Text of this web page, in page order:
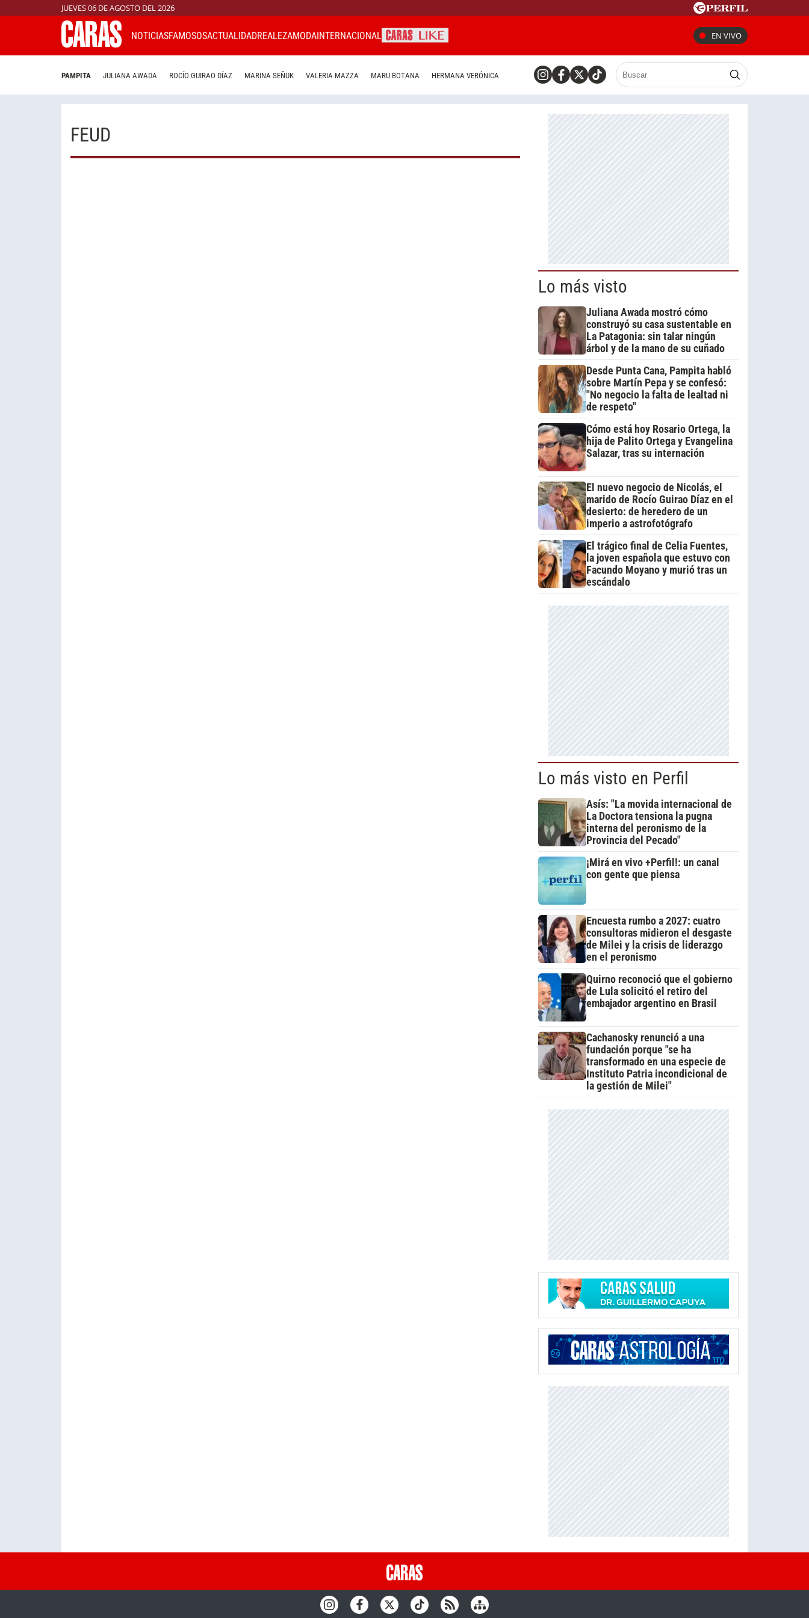
JUEVES 06 DE AGOSTO DEL 2026
NOTICIASFAMOSOSACTUALIDADREALEZAMODAINTERNACIONAL EN VIVO
PAMPITA JULIANA AWADA ROCÍO GUIRAO DÍAZ MARINA SEÑUK VALERIA MAZZA MARU BOTANA HERMANA VERÓNICA
FEUD
Lo más visto
Juliana Awada mostró cómo
construyó su casa sustentable en
La Patagonia: sin talar ningún
árbol y de la mano de su cuñado
Desde Punta Cana, Pampita habló
sobre Martín Pepa y se confesó:
"No negocio la falta de lealtad ni
de respeto"
Cómo está hoy Rosario Ortega, la
hija de Palito Ortega y Evangelina
Salazar, tras su internación
El nuevo negocio de Nicolás, el
marido de Rocío Guirao Díaz en el
desierto: de heredero de un
imperio a astrofotógrafo
El trágico final de Celia Fuentes,
la joven española que estuvo con
Facundo Moyano y murió tras un
escándalo
Lo más visto en Perfil
Asís: "La movida internacional de
La Doctora tensiona la pugna
interna del peronismo de la
Provincia del Pecado"
¡Mirá en vivo +Perfil!: un canal
con gente que piensa
Encuesta rumbo a 2027: cuatro
consultoras midieron el desgaste
de Milei y la crisis de liderazgo
en el peronismo
Quirno reconoció que el gobierno
de Lula solicitó el retiro del
embajador argentino en Brasil
Cachanosky renunció a una
fundación porque "se ha
transformado en una especie de
Instituto Patria incondicional de
la gestión de Milei"